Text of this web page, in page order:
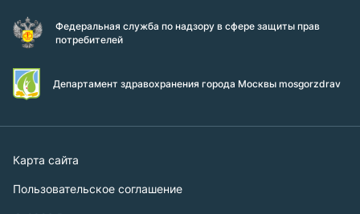
Федеральная служба по надзору в сфере защиты прав
потребителей
Департамент здравохранения города Москвы mosgorzdrav
Карта сайта
Пользовательское соглашение